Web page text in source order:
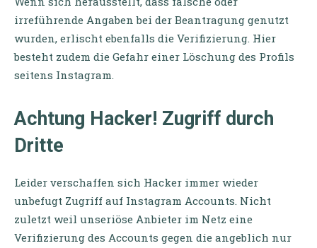
irreführende Angaben bei der Beantragung genutzt
wurden, erlischt ebenfalls die Verifizierung. Hier
besteht zudem die Gefahr einer Löschung des Profils
seitens Instagram.
Achtung Hacker! Zugriff durch
Dritte
Leider verschaffen sich Hacker immer wieder
unbefugt Zugriff auf Instagram Accounts. Nicht
zuletzt weil unseriöse Anbieter im Netz eine
Verifizierung des Accounts gegen die angeblich nur